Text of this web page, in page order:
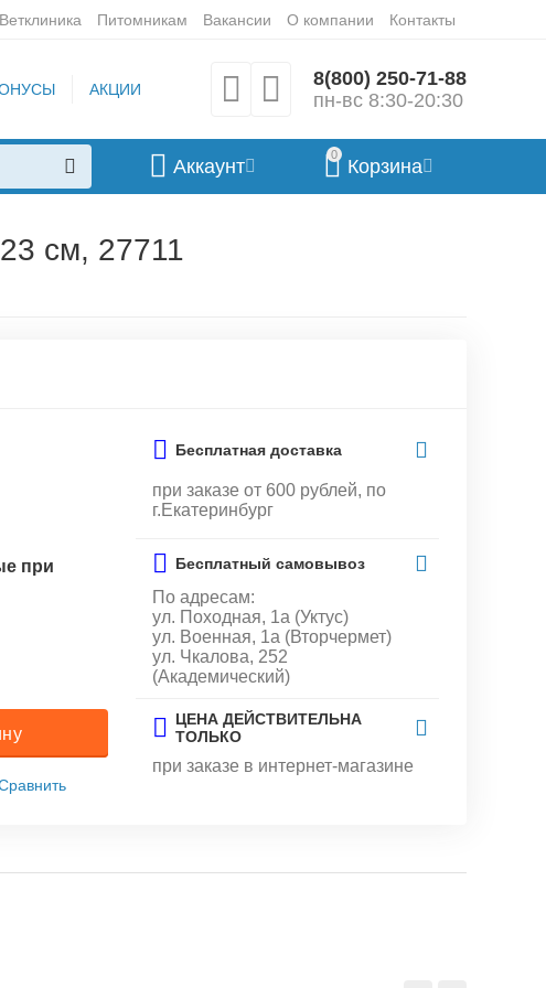
Ветклиника Питомникам Вакансии О компании Контакты
АКЦИИ
8(800) 250-71-88
пн-вс 8:30-20:30
0
Корзина
Аккаунт
см, 27711
при
Бесплатная доставка
при заказе от 600 рублей, по
г.Екатеринбург
Бесплатный самовывоз
По адресам:
ул. Походная, 1а (Уктус)
ул. Военная, 1а (Вторчермет)
ул. Чкалова, 252
(Академический)
ЦЕНА ДЕЙСТВИТЕЛЬНА
ТОЛЬКО
при заказе в интернет-магазине